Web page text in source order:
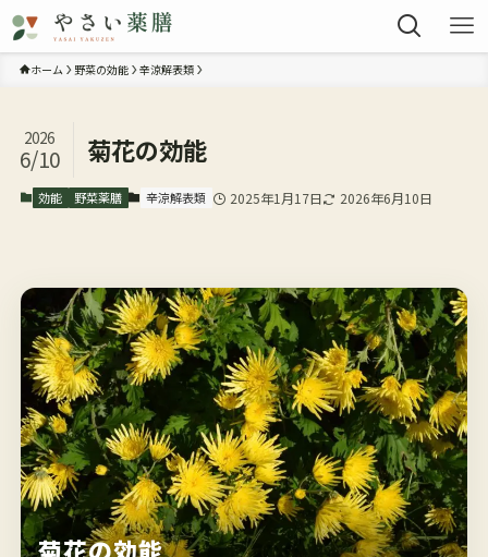
ホーム 野菜の効能 辛涼解表類
菊花の効能
2026
6/10
効能 野菜薬膳 辛涼解表類 2025年1月17日 2026年6月10日